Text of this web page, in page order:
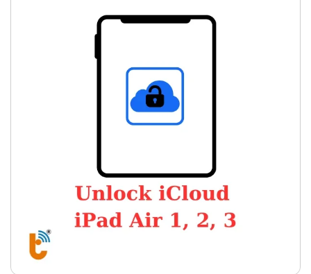
Thay màn hình
Màn hình iPhone
Màn hình Realme
Màn hình Vsmart Màn hình Google Pixel
Pin Realme
Thay vỏ
Vỏ iPhone Vỏ Samsung Vỏ Xiaomi